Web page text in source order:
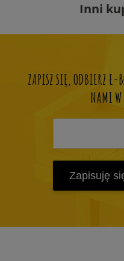
Inni
ZAPISZ SIĘ, ODBIERZ E-
NAMI
Zapisuję